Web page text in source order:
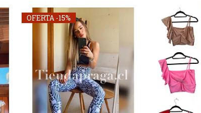
OFERTA -15%